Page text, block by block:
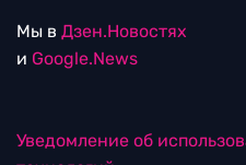
Мы в Дзен.Новостях
и Google.News
Уведомление об